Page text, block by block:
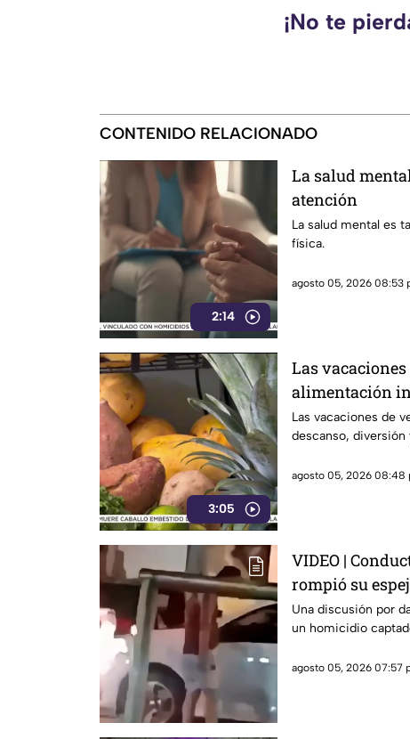
¡No te
CONTENIDO RELACIONADO
2:14
La salud
atención
La salud mental es
física.
agosto 05, 2026 08:53
3:05
Las
alimentación
Las vacaciones de
descanso,
agosto 05, 2026 08:48
VIDEO |
rompió su
Una discusión por
un homicidio
agosto 05, 2026 07:57